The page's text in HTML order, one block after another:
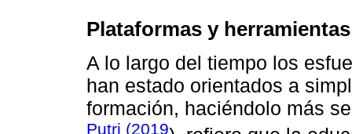
Plataformas y
A lo largo del tiempo los
han estado orientados a
formación, haciéndolo más
Putri (2019